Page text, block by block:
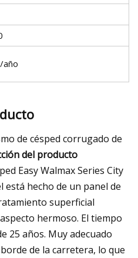
año
de césped corrugado de
del producto
Easy Walmax Series City
está hecho de un panel de
superficial
hermoso. El tiempo
25 años. Muy adecuado
de la carretera, lo que